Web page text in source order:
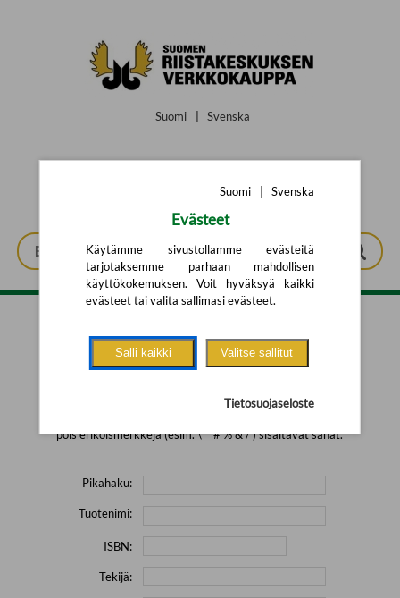
Suomi Svenska
Tarkennettu haku
pois erikoismerkkejä (esim. \' " # % & / ) sisältävät sanat.
Pikahaku:
Tuotenimi:
ISBN:
Tekijä:
Suomi Svenska
Evästeet
Käytämme sivustollamme evästeitä
tarjotaksemme parhaan mahdollisen
käyttökokemuksen. Voit hyväksyä kaikki
evästeet tai valita sallimasi evästeet.
Salli kaikki Valitse sallitut
Tietosuojaseloste